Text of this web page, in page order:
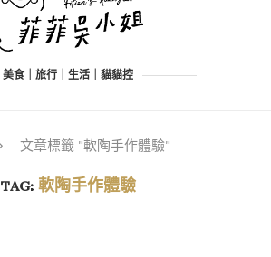
美食｜旅行｜生活｜貓貓控
文章標籤 "軟陶手作體驗"
TAG:軟陶手作體驗